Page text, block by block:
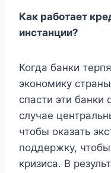
Как работает
инстанции?
Когда банки
экономику
спасти эти банки
случае
чтобы оказать
поддержку,
кризиса. В